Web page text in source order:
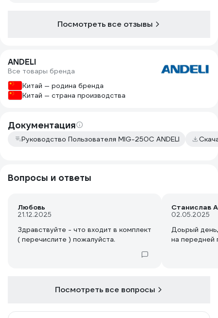
Посмотреть все отзывы
ANDELI
Все товары бренда
Китай — родина бренда
Китай — страна производства
Документация
Руководство Пользователя MIG-250C ANDELI
Вопросы и ответы
Любовь
21.12.2025
Здравствуйте - что входит в комплект
( перечислите ) пожалуйста.
Станислав
02.05.2025
Доьрый
на передней
Посмотреть все вопросы